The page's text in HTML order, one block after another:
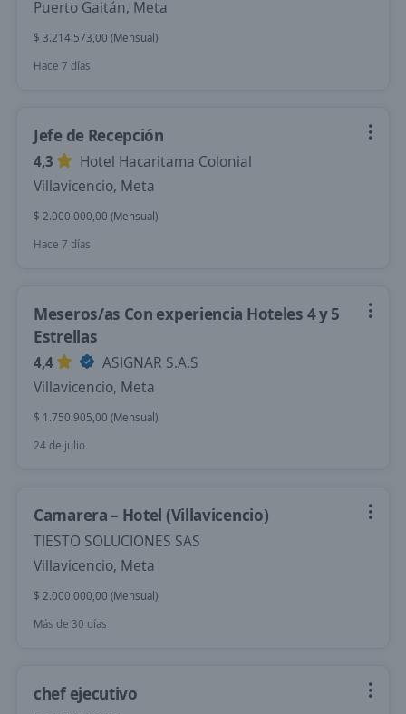
Puerto Gaitán, Meta
$ 3.214.573,00 (Mensual)
Hace 7 días
Jefe de Recepción
4,3
Hotel Hacaritama Colonial
Villavicencio, Meta
$ 2.000.000,00 (Mensual)
Hace 7 días
Meseros/as Con experiencia Hoteles 4 y 5
Estrellas
4,4
ASIGNAR S.A.S
Villavicencio, Meta
$ 1.750.905,00 (Mensual)
24 de julio
Camarera – Hotel (Villavicencio)
TIESTO SOLUCIONES SAS
Villavicencio, Meta
$ 2.000.000,00 (Mensual)
Más de 30 días
chef ejecutivo